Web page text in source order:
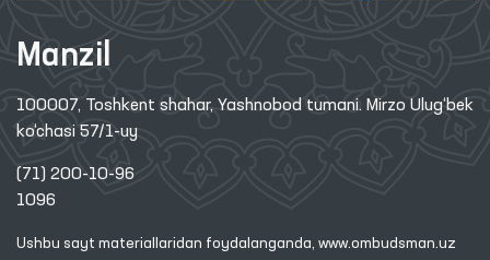
Manzil
100007, Toshkent shahar, Yashnobod tumani. Mirzo Ulug‘bek
ko‘chasi 57/1-uy
(71) 200-10-96
1096
Ushbu sayt materiallaridan foydalanganda, www.ombudsman.uz